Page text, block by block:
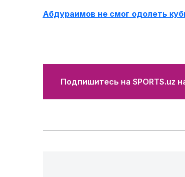
Абдураимов не смог одолеть
Подпишитесь на SPORTS.uz